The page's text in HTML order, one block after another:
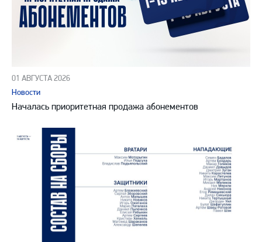
01 АВГУСТА 2026
Новости
Началась приоритетная продажа абонементов